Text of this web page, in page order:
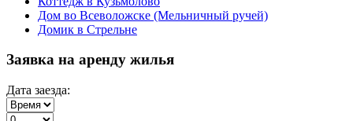
Дом во Всеволожске (Мельничный ручей)
Домик в Стрельне
Заявка на аренду жилья
Дата заезда: